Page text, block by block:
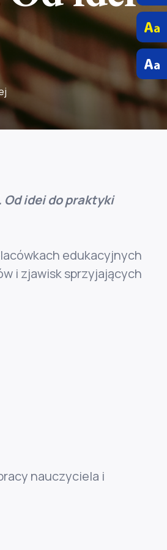
idei do praktyki
edukacyjnych
i zjawisk sprzyjających
nauczyciela i